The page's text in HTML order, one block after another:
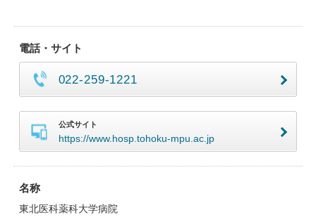
電話・サイト
022-259-1221
公式サイト
https://www.hosp.tohoku-mpu.ac.jp
名称
東北医科薬科大学病院